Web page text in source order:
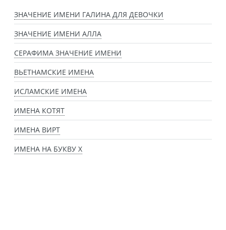
ЗНАЧЕНИЕ ИМЕНИ ГАЛИНА ДЛЯ ДЕВОЧКИ
ЗНАЧЕНИЕ ИМЕНИ АЛЛА
СЕРАФИМА ЗНАЧЕНИЕ ИМЕНИ
ВЬЕТНАМСКИЕ ИМЕНА
ИСЛАМСКИЕ ИМЕНА
ИМЕНА КОТЯТ
ИМЕНА ВИРТ
ИМЕНА НА БУКВУ Х